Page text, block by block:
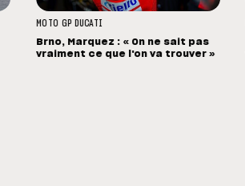
MOTO GP DUCATI
Brno, Marquez : « On ne sait pas
vraiment ce que l'on va trouver »